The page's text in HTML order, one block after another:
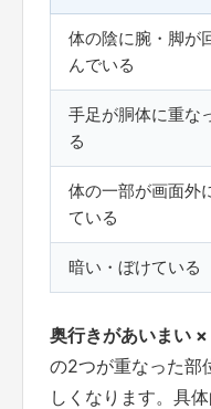
体の陰に腕・脚が
んでいる
手足が胴体に重な
る
体の一部が画面外
ている
暗い・ぼけている
奥行きがあいまい
の2つが重なった部
しくなります。具